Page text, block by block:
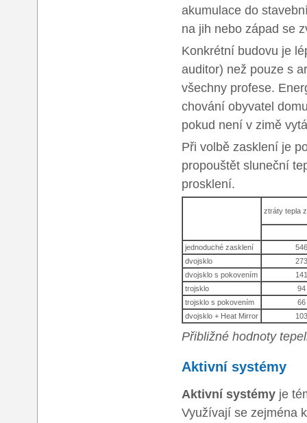
akumulace do
na jih nebo západ se
Konkrétní budovu je
auditor) než pouze s
všechny profese.
chování obyvatel
pokud není v zimě
Při volbě zasklení je
propouštět sluneční
prosklení.
ztráty tepla
jednoduché zasklení
546
dvojsklo
273
dvojsklo s pokovením
141
trojsklo
94
trojsklo s pokovením
66
dvojsklo + Heat Mirror
103
Přibližné hodnoty
Aktivní systémy
Aktivní systémy je
Využívají se zejména